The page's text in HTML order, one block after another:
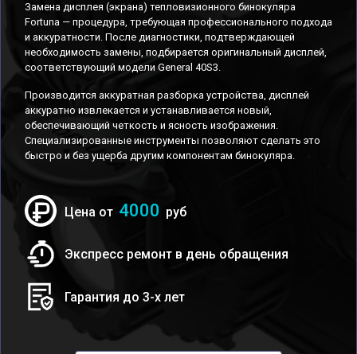
Замена дисплея (экрана) тепловизионного бинокуляра
Fortuna — процедура, требующая профессионального подхода
и аккуратности. После диагностики, подтверждающей
необходимость замены, подбирается оригинальный дисплей,
соответствующий модели General 40S3.
Производится аккуратная разборка устройства, дисплей
аккуратно извлекается и устанавливается новый,
обеспечивающий четкость и ясность изображения.
Специализированные инструменты позволяют сделать это
быстро и без ущерба другим компонентам бинокуляра.
Цена от 4000 руб
Экспресс ремонт в день обращения
Гарантия до 3-х лет